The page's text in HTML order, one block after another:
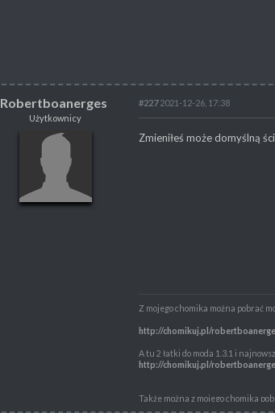
Robertboanerges
Użytkownicy
#2272021-12-26, 17:38
Zmieniłeś może domyślną
Z mojego chomika można pobrać
http://chomikuj.pl/
A tu 2 łatki do moda 1.3.1 i
http://chomikuj.pl/
Także można z mojego chomika
http://chomikuj.pl/